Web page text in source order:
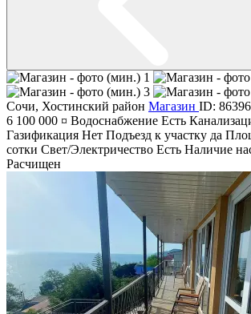
Сочи, Хостинский район Магазин ID: 86396
6 100 000 ¤ Водоснабжение Есть
Газификация Нет Подъезд к участку да
сотки Свет/Электричество Есть Наличие
Расчищен